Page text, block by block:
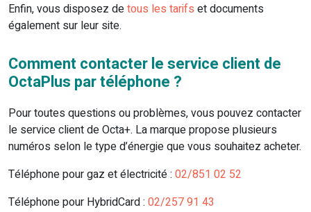
Enfin, vous disposez detous les tarifs et documents
également sur leur site.
Comment contacter le service client de
OctaPlus par téléphone ?
Pour toutes questions ou problèmes, vous pouvez contacter
le service client de Octa+. La marque propose plusieurs
numéros selon le type d’énergie que vous souhaitez acheter.
Téléphone pour gaz et électricité : 02/851 02 52
Téléphone pour HybridCard : 02/257 91 43